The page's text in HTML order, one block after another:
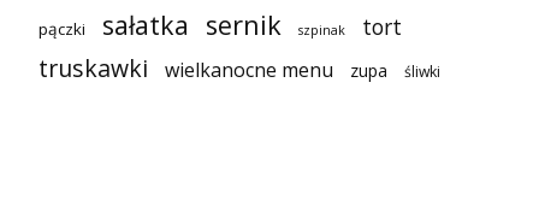
pączki sałatka sernik szpinak tort
truskawki wielkanocne menu zupa śliwki